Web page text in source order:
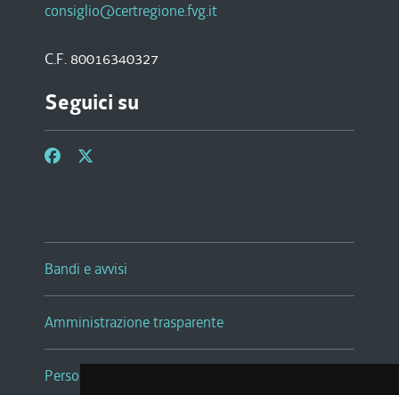
consiglio@certregione.fvg.it
C.F. 80016340327
Seguici su
Bandi e avvisi
Amministrazione trasparente
Persone e Uffici